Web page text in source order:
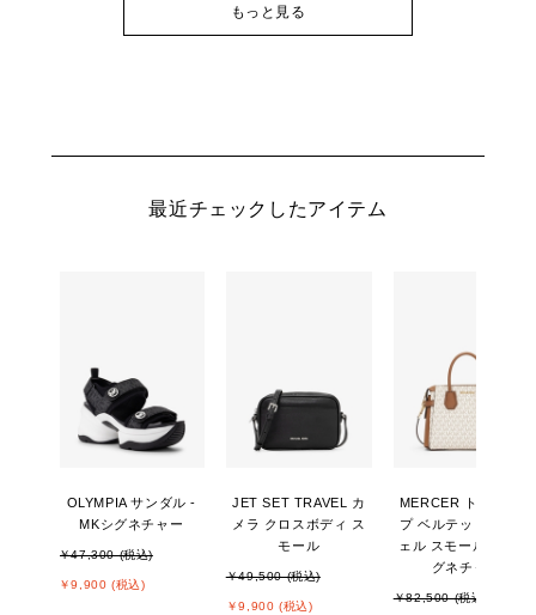
もっと見る
最近チェックしたアイテム
OLYMPIA サンダル -
MKシグネチャー
￥47,300 (税込)
￥9,900 (税込)
JET SET TRAVEL カ
メラ クロスボディ ス
モール
￥49,500 (税込)
￥9,900 (税込)
MERCER トップジッ
プ ベルテッド サッチ
ェル スモール - MKシ
グネチャー
￥82,500 (税込)